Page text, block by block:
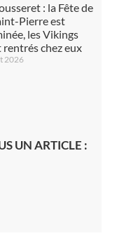
: la Fête de
Pierre est
les Vikings
rentrés chez eux
2026
UN ARTICLE :